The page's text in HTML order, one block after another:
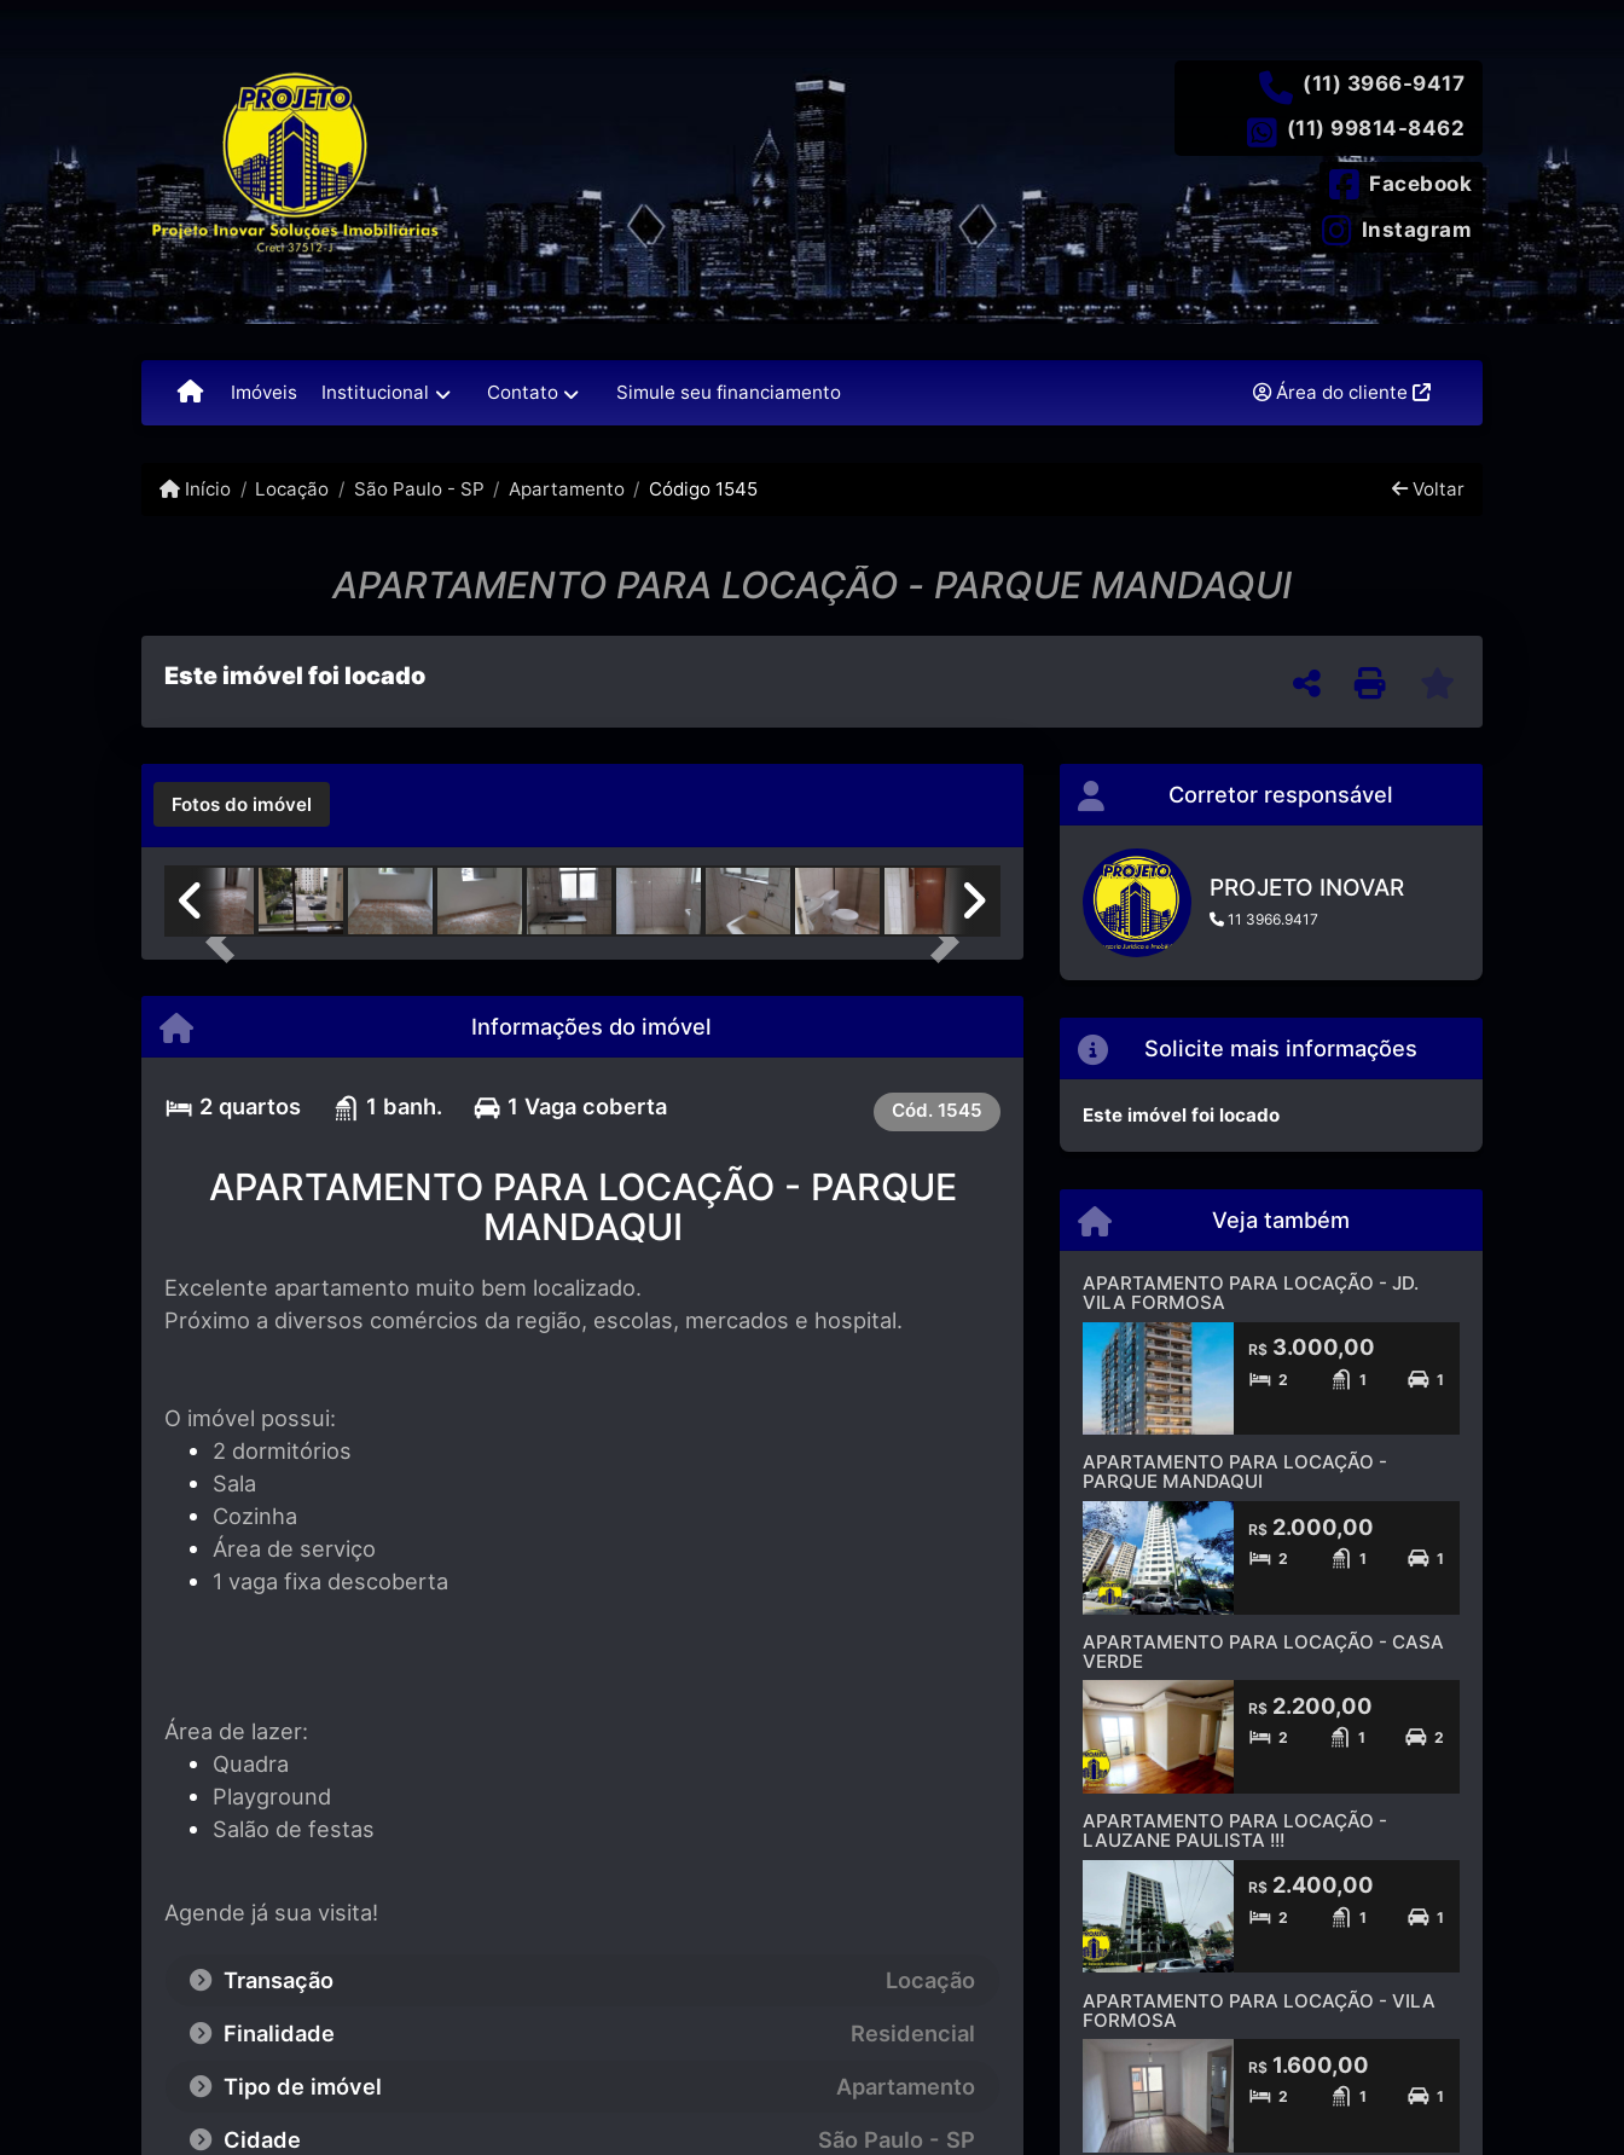
(11) 3966-9417
(11) 99814-8462
Facebook
Instagram
Imóveis Institucional Contato Simule seu financiamento Área do cliente
Início Locação São Paulo - SP Apartamento Código 1545 Voltar
APARTAMENTO PARA LOCAÇÃO - PARQUE MANDAQUI
Este imóvel foi locado
Fotos do imóvel
Previous Next
Informações do imóvel
2 quartos 1 banh. 1 Vaga coberta Cód. 1545
APARTAMENTO PARA LOCAÇÃO - PARQUE
MANDAQUI
Excelente apartamento muito bem localizado.
Próximo a diversos comércios da região, escolas, mercados e hospital.
O imóvel possui:
2 dormitórios
Sala
Cozinha
Área de serviço
1 vaga fixa descoberta
Área de lazer:
Quadra
Playground
Salão de festas
Agende já sua visita!
Transação
Locação
Finalidade
Residencial
Tipo de imóvel
Apartamento
Cidade
São Paulo - SP
Corretor responsável
PROJETO INOVAR
11 3966.9417
Solicite mais informações
Este imóvel foi locado
Veja também
APARTAMENTO PARA LOCAÇÃO - JD.
VILA FORMOSA
R$3.000,00
2 1 1
APARTAMENTO PARA LOCAÇÃO -
PARQUE MANDAQUI
R$2.000,00
2 1 1
APARTAMENTO PARA LOCAÇÃO - CASA
VERDE
R$2.200,00
2 1 2
APARTAMENTO PARA LOCAÇÃO -
LAUZANE PAULISTA !!!
R$2.400,00
2 1 1
APARTAMENTO PARA LOCAÇÃO - VILA
FORMOSA
R$1.600,00
2 1 1